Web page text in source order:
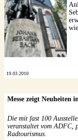
19.03.2010
Messe zeigt Neuheiten
Die mit fast 100
veranstaltet vom ADFC,
Radtourismus.